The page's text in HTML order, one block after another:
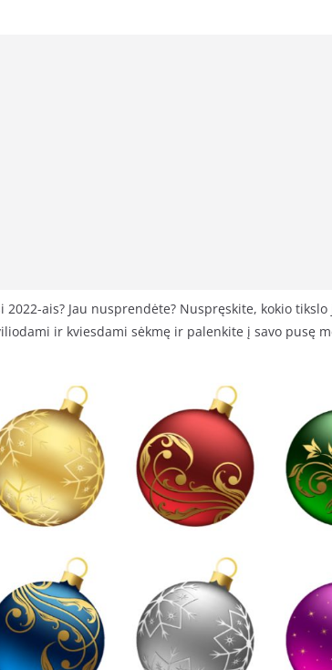
ais? Jau nusprendėte? Nuspręskite, kokio
ir kviesdami sėkmę ir palenkite į savo pusę